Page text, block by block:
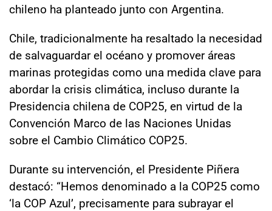
chileno ha planteado junto con Argentina.
Chile, tradicionalmente ha resaltado la necesidad
de salvaguardar el océano y promover áreas
marinas protegidas como una medida clave para
abordar la crisis climática, incluso durante la
Presidencia chilena de COP25, en virtud de la
Convención Marco de las Naciones Unidas
sobre el Cambio Climático COP25.
Durante su intervención, el Presidente Piñera
destacó: “Hemos denominado a la COP25 como
‘la COP Azul’, precisamente para subrayar el